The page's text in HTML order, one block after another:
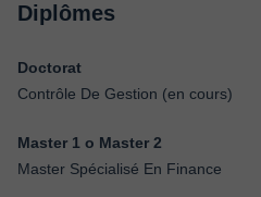
Diplômes
Doctorat
Contrôle De Gestion (en cours)
Master 1 o Master 2
Master Spécialisé En Finance